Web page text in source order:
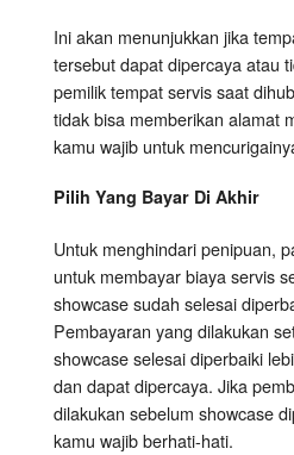
Ini akan menunjukkan jika
tersebut dapat dipercaya atau
pemilik tempat servis saat
tidak bisa memberikan alamat
kamu wajib untuk
Pilih Yang Bayar Di Akhir
Untuk menghindari penipuan,
untuk membayar biaya servis
showcase sudah selesai
Pembayaran yang dilakukan
showcase selesai diperbaiki
dan dapat dipercaya. Jika
dilakukan sebelum showcase
kamu wajib berhati-hati.